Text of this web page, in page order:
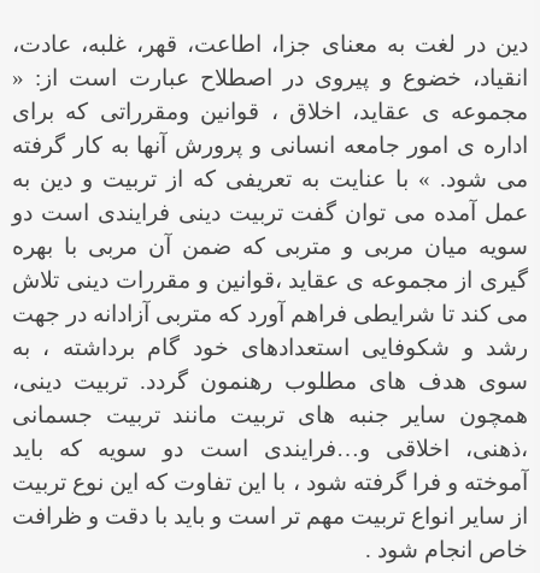
دین در لغت به معنای جزا، اطاعت، قهر، غلبه، عادت،
انقیاد، خضوع و پیروی در اصطلاح عبارت است از: «
مجموعه ی عقاید، اخلاق ، قوانین ومقرراتی که برای
اداره ی امور جامعه انسانی و پرورش آنها به کار گرفته
می شود. » با عنایت به تعریفی که از تربیت و دین به
عمل آمده می توان گفت تربیت دینی فرایندی است دو
سویه میان مربی و متربی که ضمن آن مربی با بهره
گیری از مجموعه ی عقاید ،قوانین و مقررات دینی تلاش
می کند تا شرایطی فراهم آورد که متربی آزادانه در جهت
رشد و شکوفایی استعدادهای خود گام برداشته ، به
سوی هدف های مطلوب رهنمون گردد. تربیت دینی،
همچون سایر جنبه های تربیت مانند تربیت جسمانی
،ذهنی، اخلاقی و…فرایندی است دو سویه که باید
آموخته و فرا گرفته شود ، با این تفاوت که این نوع تربیت
از سایر انواع تربیت مهم تر است و باید با دقت و ظرافت
خاص انجام شود .